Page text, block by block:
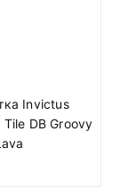
Invictus
Tile DB Groovy